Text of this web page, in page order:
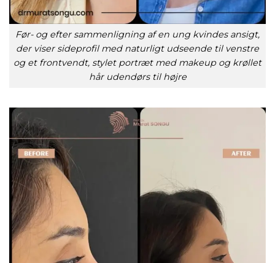
Før- og efter sammenligning af en ung kvindes ansigt,
der viser sideprofil med naturligt udseende til venstre
og et frontvendt, stylet portræt med makeup og krøllet
hår udendørs til højre